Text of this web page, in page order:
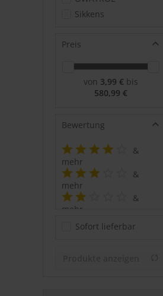
Sikkens
Preis
von 3,99 € bis
580,99 €
Bewertung
&
mehr
&
mehr
&
mehr
mehr
Sofort lieferbar